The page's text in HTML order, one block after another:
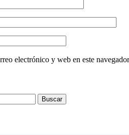
electrónico y web en este